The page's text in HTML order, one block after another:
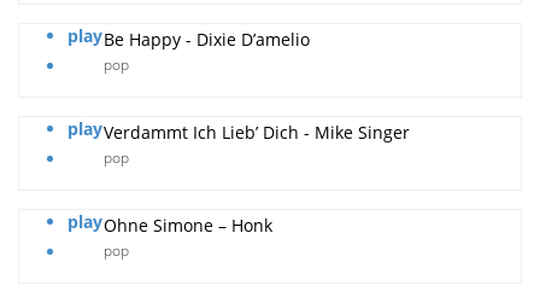
playBe Happy - Dixie D’amelio
pop
playVerdammt Ich Lieb’ Dich - Mike Singer
pop
playOhne Simone – Honk
pop